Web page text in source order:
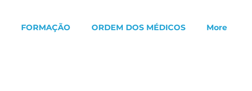
FORMAÇÃO ORDEM DOS MÉDICOS More